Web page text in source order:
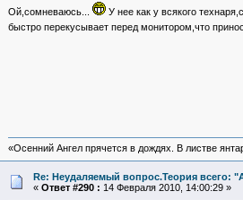
Ой,сомневаюсь...
У нее как у всякого
быстро перекусывает перед монитором,что
«Осенний Ангел прячется в дождях. В листве
Re: Неудаляемый вопрос.Теория всего:
« Ответ #290 : 14 Февраля 2010, 14:00:29 »